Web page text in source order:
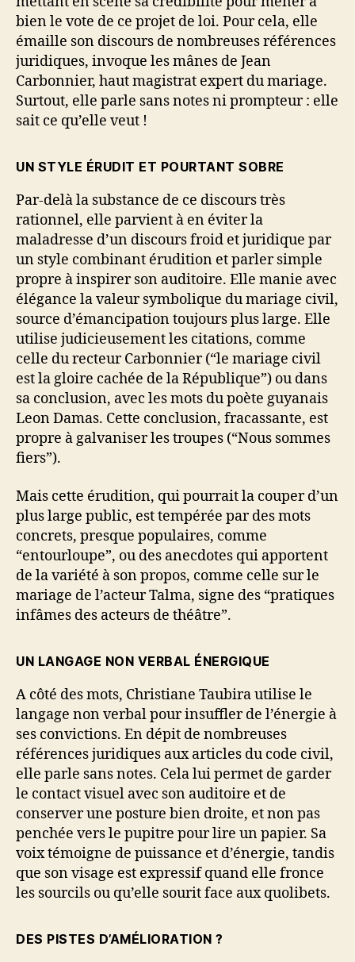
bien le vote de ce projet de loi. Pour cela, elle
émaille son discours de nombreuses références
juridiques, invoque les mânes de Jean
Carbonnier, haut magistrat expert du mariage.
Surtout, elle parle sans notes ni prompteur : elle
sait ce qu’elle veut !
UN STYLE ÉRUDIT ET POURTANT SOBRE
Par-delà la substance de ce discours très
rationnel, elle parvient à en éviter la
maladresse d’un discours froid et juridique par
un style combinant érudition et parler simple
propre à inspirer son auditoire. Elle manie avec
élégance la valeur symbolique du mariage civil,
source d’émancipation toujours plus large. Elle
utilise judicieusement les citations, comme
celle du recteur Carbonnier (“le mariage civil
est la gloire cachée de la République”) ou dans
sa conclusion, avec les mots du poète guyanais
Leon Damas. Cette conclusion, fracassante, est
propre à galvaniser les troupes (“Nous sommes
fiers”).
Mais cette érudition, qui pourrait la couper d’un
plus large public, est tempérée par des mots
concrets, presque populaires, comme
“entourloupe”, ou des anecdotes qui apportent
de la variété à son propos, comme celle sur le
mariage de l’acteur Talma, signe des “pratiques
infâmes des acteurs de théâtre”.
UN LANGAGE NON VERBAL ÉNERGIQUE
A côté des mots, Christiane Taubira utilise le
langage non verbal pour insuffler de l’énergie à
ses convictions. En dépit de nombreuses
références juridiques aux articles du code civil,
elle parle sans notes. Cela lui permet de garder
le contact visuel avec son auditoire et de
conserver une posture bien droite, et non pas
penchée vers le pupitre pour lire un papier. Sa
voix témoigne de puissance et d’énergie, tandis
que son visage est expressif quand elle fronce
les sourcils ou qu’elle sourit face aux quolibets.
DES PISTES D’AMÉLIORATION ?